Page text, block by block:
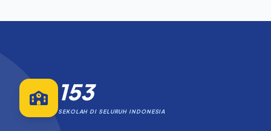
153
SEKOLAH DI SELURUH INDONESIA